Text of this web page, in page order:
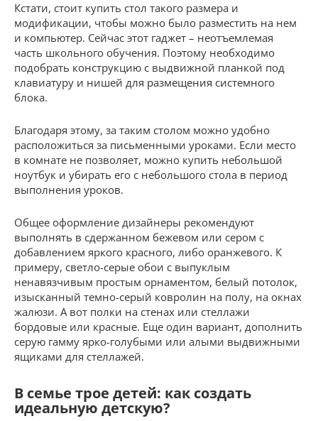
Кстати, стоит купить стол такого размера и
модификации, чтобы можно было разместить на нем
и компьютер. Сейчас этот гаджет – неотъемлемая
часть школьного обучения. Поэтому необходимо
подобрать конструкцию с выдвижной планкой под
клавиатуру и нишей для размещения системного
блока.
Благодаря этому, за таким столом можно удобно
расположиться за письменными уроками. Если место
в комнате не позволяет, можно купить небольшой
ноутбук и убирать его с небольшого стола в период
выполнения уроков.
Общее оформление дизайнеры рекомендуют
выполнять в сдержанном бежевом или сером с
добавлением яркого красного, либо оранжевого. К
примеру, светло-серые обои с выпуклым
ненавязчивым простым орнаментом, белый потолок,
изысканный темно-серый ковролин на полу, на окнах
жалюзи. А вот полки на стенах или стеллажи
бордовые или красные. Еще один вариант, дополнить
серую гамму ярко-голубыми или алыми выдвижными
ящиками для стеллажей.
В семье трое детей: как создать
идеальную детскую?